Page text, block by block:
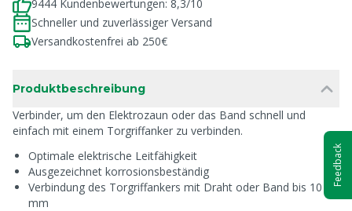
9444 Kundenbewertungen: 8,3/10
Schneller und zuverlässiger Versand
Versandkostenfrei ab 250€
Produktbeschreibung
Verbinder, um den Elektrozaun oder das Band schnell und
einfach mit einem Torgriffanker zu verbinden.
Optimale elektrische Leitfähigkeit
Ausgezeichnet korrosionsbeständig
Verbindung des Torgriffankers mit Draht oder Band bis 10
mm
Feedback